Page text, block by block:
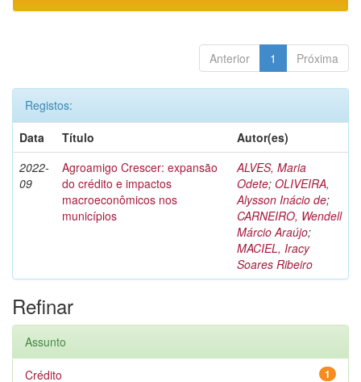
Anterior 1 Próxima
Registos:
Data
Título
Autor(es)
2022-
09
Agroamigo Crescer: expansão
do crédito e impactos
macroeconômicos nos
municípios
ALVES, Maria
Odete; OLIVEIRA,
Alysson Inácio de;
CARNEIRO, Wendell
Márcio Araújo;
MACIEL, Iracy
Soares Ribeiro
Refinar
Assunto
1
Crédito